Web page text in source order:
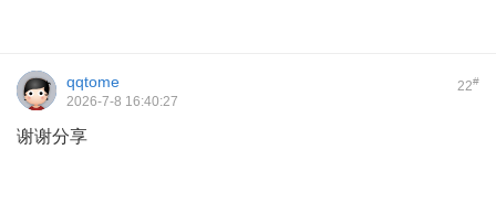
22#
qqtome
2026-7-8 16:40:27
谢谢分享